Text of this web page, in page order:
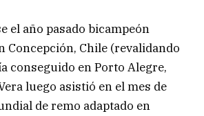
el año pasado bicampeón
Concepción, Chile (revalidando
conseguido en Porto Alegre,
luego asistió en el mes de
de remo adaptado en